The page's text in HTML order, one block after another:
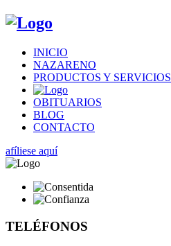
INICIO
NAZARENO
PRODUCTOS Y SERVICIOS
OBITUARIOS
BLOG
CONTACTO
afíliese aquí
TELÉFONOS